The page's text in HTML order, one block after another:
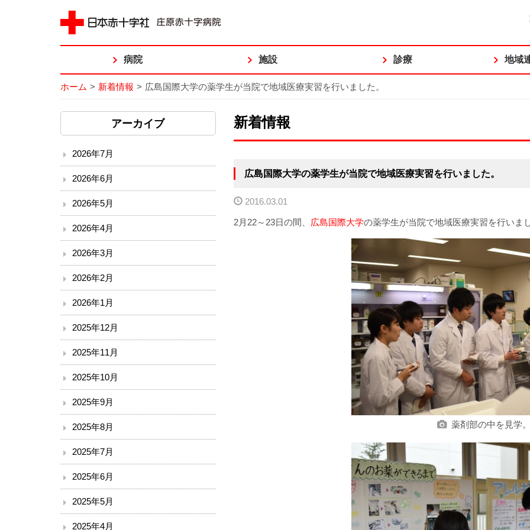
病院 施設 診療 地域
ホーム > 新着情報 > 広島国際大学の薬学生が当院で地域医療実習を行いました。
新着情報
広島国際大学の薬学生が当院で地域医療実習を行いました。
2016.03.01
2月22～23日の間、 広島国際大学の薬学生が当院で地域医療実習を行いま
薬剤部の中を見学
アーカイブ
2026年7月
2026年6月
2026年5月
2026年4月
2026年3月
2026年2月
2026年1月
2025年12月
2025年11月
2025年10月
2025年9月
2025年8月
2025年7月
2025年6月
2025年5月
2025年4月